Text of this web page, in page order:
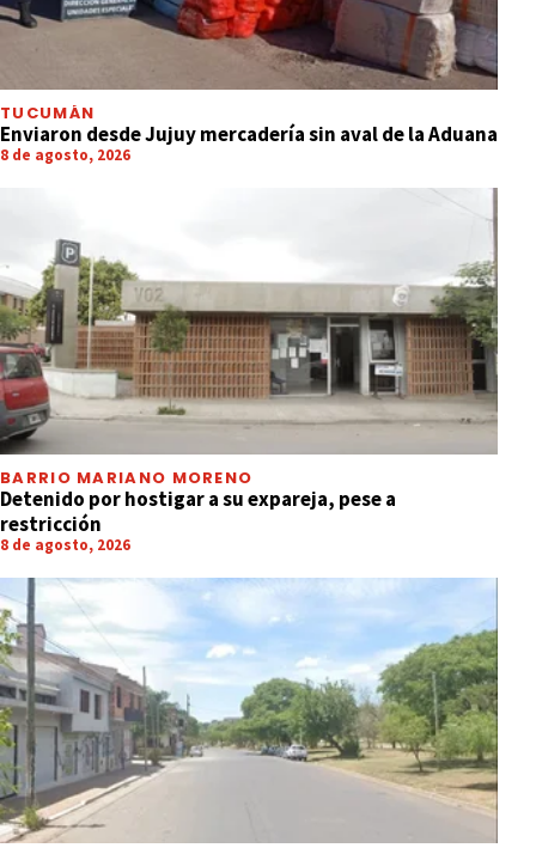
TUCUMÁN
Enviaron desde Jujuy mercadería sin aval de la Aduana
8 de agosto, 2026
BARRIO MARIANO MORENO
Detenido por hostigar a su expareja, pese a
restricción
8 de agosto, 2026